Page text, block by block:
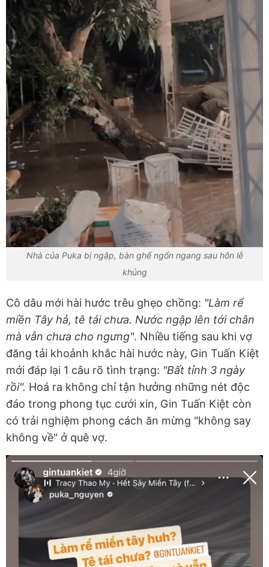
Nhà của Puka bị ngập, bàn ghế ngổn ngang sau hôn lễ
khủng
Cô dâu mới hài hước trêu ghẹo chồng: "Làm rể
miền Tây hả, tê tái chưa. Nước ngập lên tới chân
mà vẫn chưa cho ngưng". Nhiều tiếng sau khi vợ
đăng tải khoảnh khắc hài hước này, Gin Tuấn Kiệt
mới đáp lại 1 câu rõ tình trạng: "Bất tỉnh 3 ngày
rồi". Hoá ra không chỉ tận hưởng những nét độc
đáo trong phong tục cưới xin, Gin Tuấn Kiệt còn
có trải nghiệm phong cách ăn mừng "không say
không về" ở quê vợ.